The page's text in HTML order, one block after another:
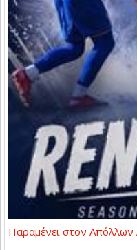
Παραμένει στον Απόλλων